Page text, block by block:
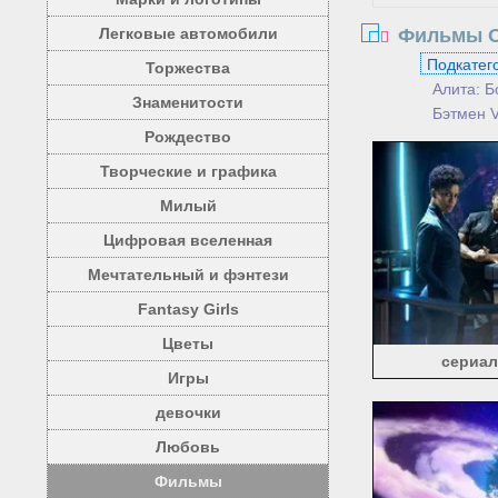
Легковые автомобили
Торжества
Знаменитости
Рождество
Творческие и графика
Милый
Цифровая вселенная
Мечтательный и фэнтези
Fantasy Girls
Цветы
Игры
девочки
Любовь
Фильмы
Фильмы
Алита:
Бэтмен
Черная
Доктор
Final
Боги
Гарри
День
Кай (4)
Minions
Неон
Пираты
Кот в